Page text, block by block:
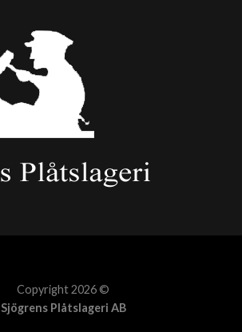
Copyright 2026 ©
Sjögrens Plåtslageri AB